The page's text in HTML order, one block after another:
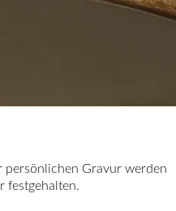
persönlichen Gravur werden
festgehalten.